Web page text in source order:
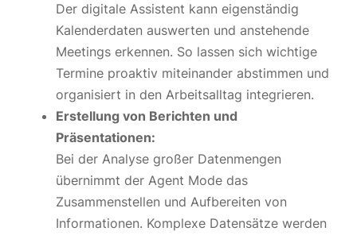
Der digitale Assistent kann eigenständig
Kalenderdaten auswerten und anstehende
Meetings erkennen. So lassen sich wichtige
Termine proaktiv miteinander abstimmen und
organisiert in den Arbeitsalltag integrieren.
Erstellung von Berichten und
Präsentationen:
Bei der Analyse großer Datenmengen
übernimmt der Agent Mode das
Zusammenstellen und Aufbereiten von
Informationen. Komplexe Datensätze werden